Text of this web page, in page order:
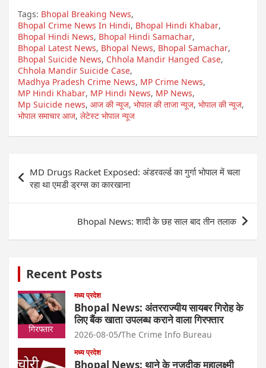
Tags: Bhopal Breaking News,
Bhopal Crime News In Hindi, Bhopal Hindi Khabar,
Bhopal Hindi News, Bhopal Hindi Samachar,
Bhopal Latest News, Bhopal News, Bhopal Samachar,
Bhopal Suicide News, Chhola Mandir Hanged Case,
Chhola Mandir Suicide Case,
Madhya Pradesh Crime News, MP Crime News,
MP Hindi Khabar, MP Hindi News, MP News,
Mp Suicide news, आज की न्यूज, भोपाल की ताजा न्यूज, भोपाल की न्यूज,
भोपाल समाचार आज, लेटेस्ट भोपाल न्यूज
navigation
MD Drugs Racket Exposed: अंडरवर्ल्ड का गुर्गा भोपाल में चला
रहा था एमडी ड्रग्स का कारखाना
Bhopal News: शादी के छह साल बाद तीन तलाक
Recent Posts
मध्य प्रदेश
Bhopal News: अंतरराज्यीय सायबर गिरोह के
लिए बैंक खाता उपलब्ध कराने वाला गिरफ्तार
2026-08-05 The Crime Info Bureau
मध्य प्रदेश
Bhopal News: थाने के नजदीक महालक्ष्मी